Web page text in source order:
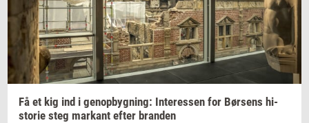
Få et kig ind i genop­byg­ning: In­ter­es­sen for Bør­sens hi­
sto­rie steg mar­kant efter bran­den